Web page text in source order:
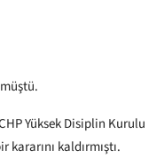
Yüksek Disiplin Kurulu
kaldırmıştı.